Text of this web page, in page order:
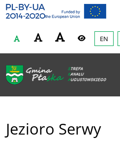
Gmina Płaska
Przejdź do głównej treśći
Czcionka Wysoki
EN
Jezioro Serwy